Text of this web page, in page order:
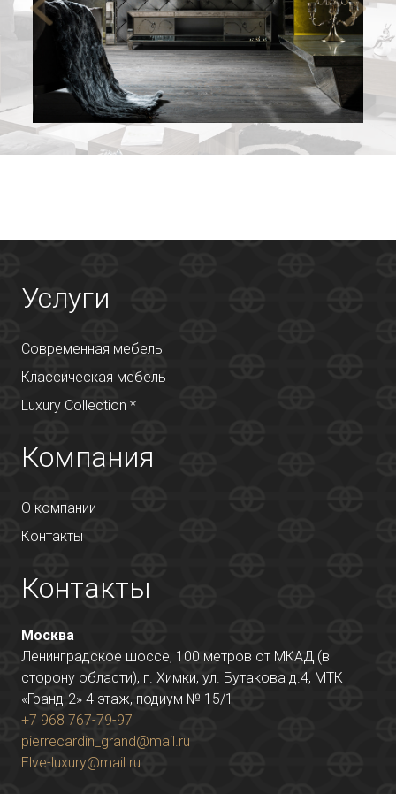
Услуги
Современная мебель
Классическая мебель
Luxury Collection *
Компания
О компании
Контакты
Контакты
Москва
Ленинградское шоссе, 100 метров от МКАД (в
сторону области), г. Химки, ул. Бутакова д.4, МТК
«Гранд-2» 4 этаж, подиум № 15/1
+7 968 767-79-97
pierrecardin_grand@mail.ru
Elve-luxury@mail.ru